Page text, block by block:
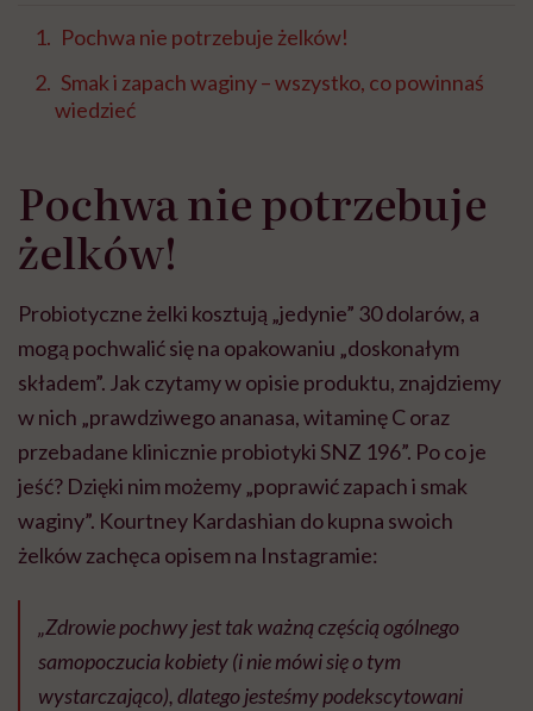
Pochwa nie potrzebuje żelków!
Smak i zapach waginy – wszystko, co powinnaś
wiedzieć
Pochwa nie potrzebuje
żelków!
Probiotyczne żelki kosztują „jedynie” 30 dolarów, a
mogą pochwalić się na opakowaniu „doskonałym
składem”. Jak czytamy w opisie produktu, znajdziemy
w nich „prawdziwego ananasa, witaminę C oraz
przebadane klinicznie probiotyki SNZ 196”. Po co je
jeść? Dzięki nim możemy „poprawić zapach i smak
waginy”. Kourtney Kardashian do kupna swoich
żelków zachęca opisem na Instagramie:
„Zdrowie pochwy jest tak ważną częścią ogólnego
samopoczucia kobiety (i nie mówi się o tym
wystarczająco), dlatego jesteśmy podekscytowani